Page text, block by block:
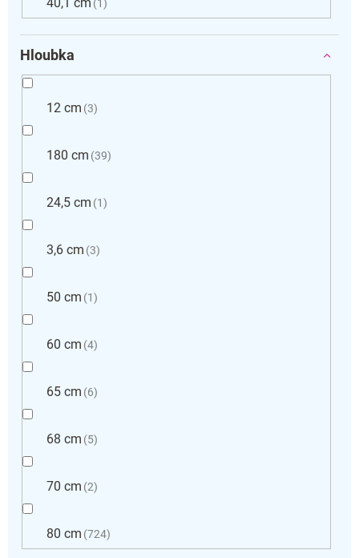
1
Hloubka
12 cm 3
180 cm 39
24,5 cm 1
3,6 cm 3
50 cm 1
60 cm 4
65 cm 6
68 cm 5
70 cm 2
80 cm 724